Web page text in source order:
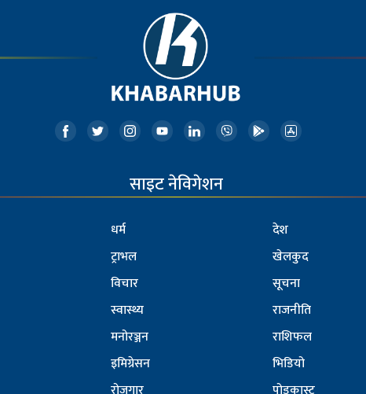
साइट नेविगेशन
धर्म
ट्राभल
विचार
स्वास्थ्य
मनोरञ्जन
इमिग्रेसन
देश
खेलकुद
सूचना
राजनीति
राशिफल
भिडियो